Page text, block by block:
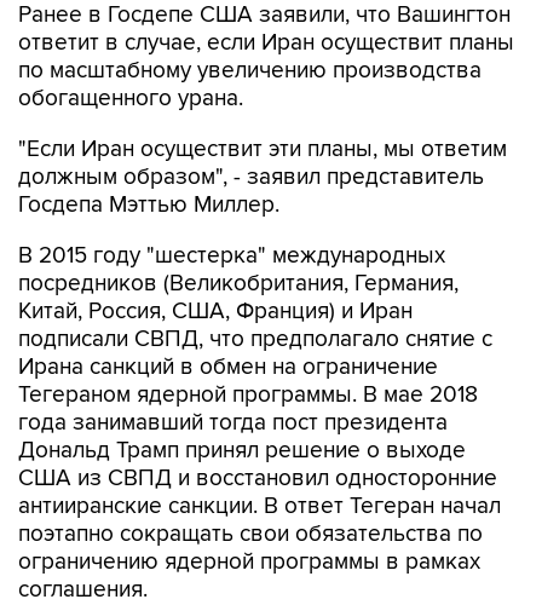
Ранее в Госдепе США заявили, что Вашингтон
ответит в случае, если Иран осуществит планы
по масштабному увеличению производства
обогащенного урана.
"Если Иран осуществит эти планы, мы ответим
должным образом", - заявил представитель
Госдепа Мэттью Миллер.
В 2015 году "шестерка" международных
посредников (Великобритания, Германия,
Китай, Россия, США, Франция) и Иран
подписали СВПД, что предполагало снятие с
Ирана санкций в обмен на ограничение
Тегераном ядерной программы. В мае 2018
года занимавший тогда пост президента
Дональд Трамп принял решение о выходе
США из СВПД и восстановил односторонние
антииранские санкции. В ответ Тегеран начал
поэтапно сокращать свои обязательства по
ограничению ядерной программы в рамках
соглашения.